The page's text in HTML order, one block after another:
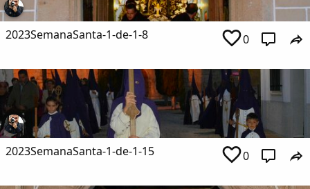
2023SemanaSanta-1-de-1-8 0
2023SemanaSanta-1-de-1-15 0